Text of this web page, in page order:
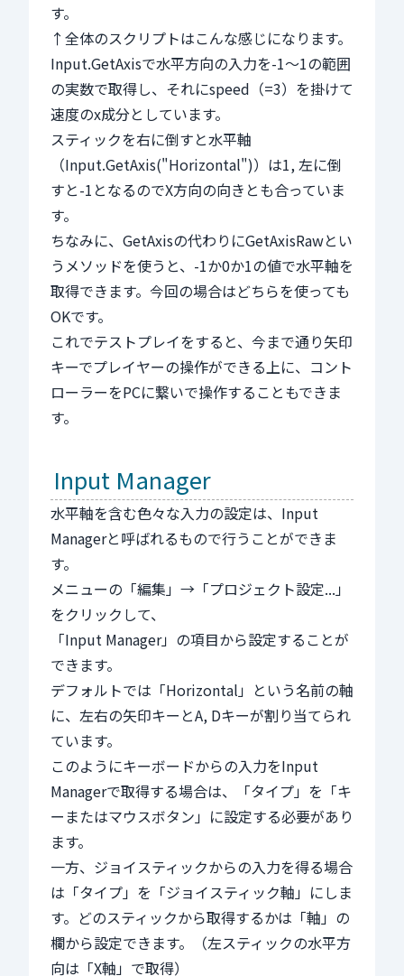
す。
↑全体のスクリプトはこんな感じになります。
Input.GetAxisで水平方向の入力を-1～1の範囲
の実数で取得し、それにspeed（=3）を掛けて
速度のx成分としています。
スティックを右に倒すと水平軸
（Input.GetAxis("Horizontal")）は1, 左に倒
すと-1となるのでX方向の向きとも合っていま
す。
ちなみに、GetAxisの代わりにGetAxisRawとい
うメソッドを使うと、-1か0か1の値で水平軸を
取得できます。今回の場合はどちらを使っても
OKです。
これでテストプレイをすると、今まで通り矢印
キーでプレイヤーの操作ができる上に、コント
ローラーをPCに繋いで操作することもできま
す。
Input Manager
水平軸を含む色々な入力の設定は、Input
Managerと呼ばれるもので行うことができま
す。
メニューの「編集」→「プロジェクト設定...」
をクリックして、
「Input Manager」の項目から設定することが
できます。
デフォルトでは「Horizontal」という名前の軸
に、左右の矢印キーとA, Dキーが割り当てられ
ています。
このようにキーボードからの入力をInput
Managerで取得する場合は、「タイプ」を「キ
ーまたはマウスボタン」に設定する必要があり
ます。
一方、ジョイスティックからの入力を得る場合
は「タイプ」を「ジョイスティック軸」にしま
す。どのスティックから取得するかは「軸」の
欄から設定できます。（左スティックの水平方
向は「X軸」で取得）